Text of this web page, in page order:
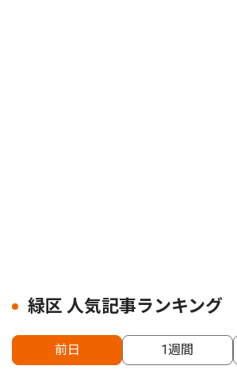
緑区 人気記事ランキング
前日 1週間